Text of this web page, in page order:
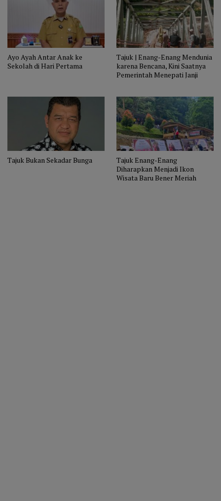
Ayo Ayah Antar Anak ke
Sekolah di Hari Pertama
Tajuk | Enang-Enang Mendunia
karena Bencana, Kini Saatnya
Pemerintah Menepati Janji
Tajuk Bukan Sekadar Bunga
Tajuk Enang-Enang
Diharapkan Menjadi Ikon
Wisata Baru Bener Meriah